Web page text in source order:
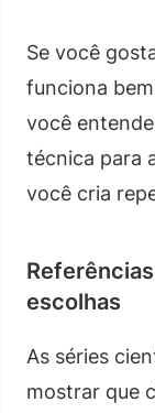
Se você
funciona
você
técnica para
você cria
escolhas
As séries
mostrar que